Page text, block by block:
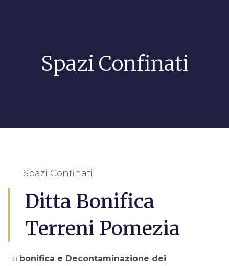
Spazi Confinati
Spazi Confinati
Ditta Bonifica
Terreni Pomezia
La bonifica e Decontaminazione dei